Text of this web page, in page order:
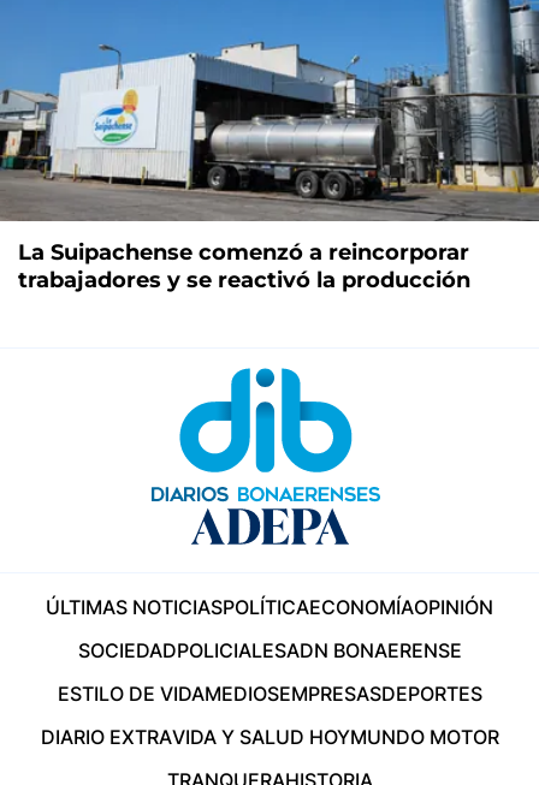
La Suipachense comenzó a reincorporar
trabajadores y se reactivó la producción
ÚLTIMAS NOTICIASPOLÍTICAECONOMÍAOPINIÓN
SOCIEDADPOLICIALESADN BONAERENSE
ESTILO DE VIDAMEDIOSEMPRESASDEPORTES
DIARIO EXTRAVIDA Y SALUD HOYMUNDO MOTOR